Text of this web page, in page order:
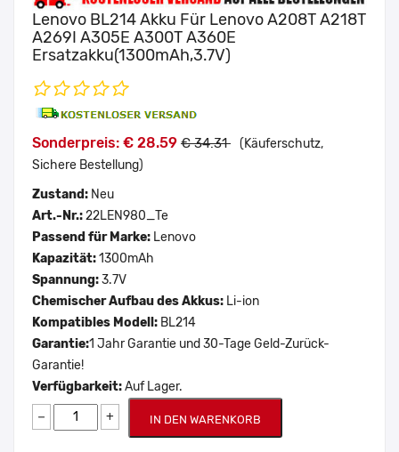
Lenovo BL214 Akku Für Lenovo A208T A218T
A269I A305E A300T A360E
Ersatzakku(1300mAh,3.7V)
Sonderpreis: € 28.59 € 34.31 (Käuferschutz,
Sichere Bestellung)
Zustand: Neu
Art.-Nr.:22LEN980_Te
Passend für Marke: Lenovo
Kapazität:1300mAh
Spannung:3.7V
Chemischer Aufbau des Akkus: Li-ion
Kompatibles Modell: BL214
Garantie:1 Jahr Garantie und 30-Tage Geld-Zurück-
Garantie!
Verfügbarkeit:Auf Lager.
− + IN DEN WARENKORB